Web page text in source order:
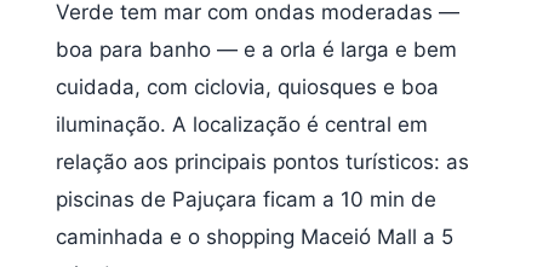
Verde tem mar com ondas moderadas —
boa para banho — e a orla é larga e bem
cuidada, com ciclovia, quiosques e boa
iluminação. A localização é central em
relação aos principais pontos turísticos: as
piscinas de Pajuçara ficam a 10 min de
caminhada e o shopping Maceió Mall a 5